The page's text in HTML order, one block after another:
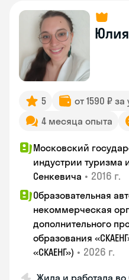
Юлия
5
от 1590 ₽ за
4 месяца опыта
Московский
индустрии туризма
Сенкевича • 2016 г.
Образовательная
некоммерческая
дополнительного
образования
«СКАЕНГ») • 2026 г.
Жила и работала